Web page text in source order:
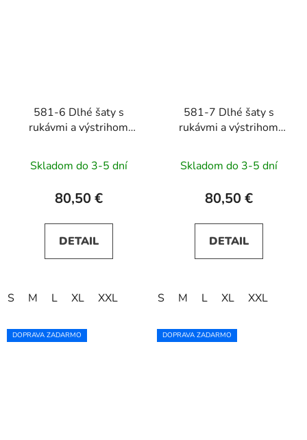
581-6 Dlhé šaty s
rukávmi a výstrihom
Skladom do 3-5 dní
80,50 €
DETAIL
S M L XL XXL
581-7 Dlhé šaty s
rukávmi a výstrihom
Skladom do 3-5 dní
80,50 €
DETAIL
S M L XL XXL
DOPRAVA ZADARMO DOPRAVA ZADARMO